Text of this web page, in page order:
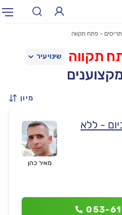
תריסים - פתח תקווה
תקווה
מיון
מאיר כהן
- ללא
053-